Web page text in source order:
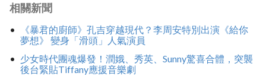
相關新聞
《暴君的廚師》孔吉穿越現代？李周安特別出演《給你
夢想》 變身「滑頭」人氣演員
少女時代團魂爆發！潤娥、秀英、Sunny驚喜合體，突襲
後台緊貼Tiffany應援音樂劇